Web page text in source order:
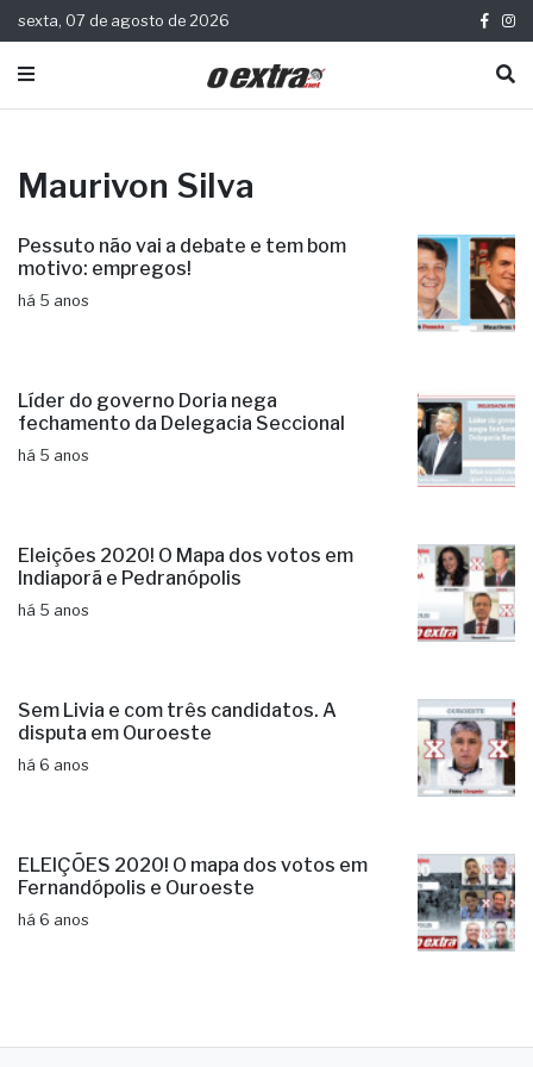
sexta, 07 de agosto de 2026
Maurivon Silva
Pessuto não vai a debate e tem bom
motivo: empregos!
há 5 anos
Líder do governo Doria nega
fechamento da Delegacia Seccional
há 5 anos
Eleições 2020! O Mapa dos votos em
Indiaporã e Pedranópolis
há 5 anos
Sem Livia e com três candidatos. A
disputa em Ouroeste
há 6 anos
ELEIÇÕES 2020! O mapa dos votos em
Fernandópolis e Ouroeste
há 6 anos